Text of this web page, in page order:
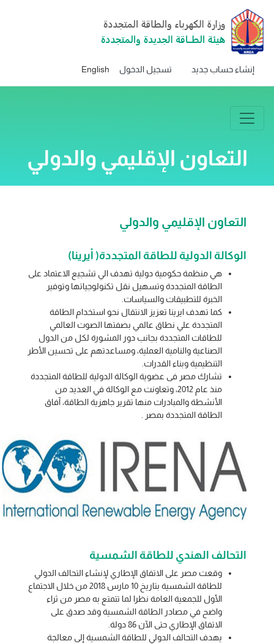
إنشاء حساب جديد تسجيل الدخول English
التعاون الإقليمي والدولي
التعاون الإقليمي والدولي
الوكالة الدولية للطاقة المتجددة( أيرينا)
هي منظمة حكومية دولية تهدف الي تشجيع الاعتماد على
الطاقة المتجددة وتسهيل نقل تكنولوجياتها وتوفير
الخبرة للتطبيقات والسياسات.
كما تهدف ايرينا تعزيز الانتقال نحو استخدام الطاقة
المتجددة علي نطاق عالمي بصفتها الصوت العالمي
للطاقات المتجددة بجانب دور المشورة لكل من الدول
الصناعية والنامية العملية، ومساعدتهم على تحسين الأطر
التنظيمية وبناء القدرات.
تشارك مصر فى عضوية الوكالة الدولية للطاقة المتجددة
منذ عام 2012، وتعاونت مع الوكالة في العديد من
الأنشطة والمبادرات منها تقرير جاهزية الطاقة، آفاق
الطاقة المتجددة بمصر .
التحالف الهندي للطاقة الشمسية
وقعت مصر على الاتفاق الإطاري لإنشاء التحالف الدولي
للطاقة الشمسية بتاريخ 10 مارس 2018 من خلال الاجتماع
الأول للجمعية العامة نظرا لما تتمتع به مصر من ثراء
واضح في مصادر الطاقة الشمسية وقد صدق على
الاتفاق الإطاري حتى الآن 86 دولة.
يهدف التحالف الدولي للطاقة الشمسية إلى معالجة